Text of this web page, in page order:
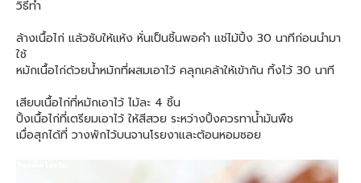
วิธีทำ
ล้างเนื้อไก่ แล้วซับให้แห้ง หั่นเป็นชิ้นพอคำ แช่ไม้ปิ้ง 30 นาทีก่อนนำมา
ใช้
หมักเนื้อไก่ด้วยน้ำหมักที่ผสมเอาไว้ คลุกเคล้าให้เข้ากัน ทิ้งไว้ 30 นาที
เสียบเนื้อไก่ที่หมักเอาไว้ ไม้ละ 4 ชิ้น
ปิ้งเนื้อไก่ที่เตรียมเอาไว้ ให้สีสวย ระหว่างปิ้งควรทาน้ำมันพืช
เมื่อสุกได้ที่ วางพักไว้บนจานโรยงาและต้อนหอมซอย